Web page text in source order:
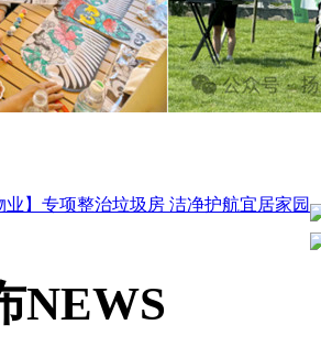
业】专项整治垃圾房 洁净护航宜居家园
NEWS